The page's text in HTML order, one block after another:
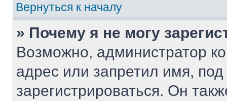
Вернуться к началу
» Почему я не могу
Возможно, администратор
адрес или запретил имя,
зарегистрироваться. Он